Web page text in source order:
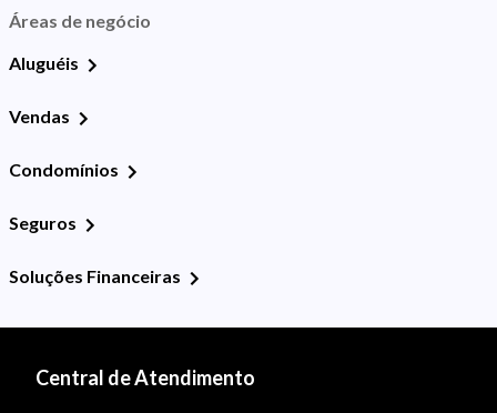
Áreas de negócio
Aluguéis
Vendas
Condomínios
Seguros
Soluções Financeiras
Central de Atendimento